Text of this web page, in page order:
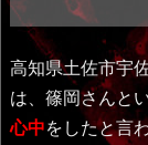
高知県土佐市宇
は、篠岡さんと
心中をしたと言